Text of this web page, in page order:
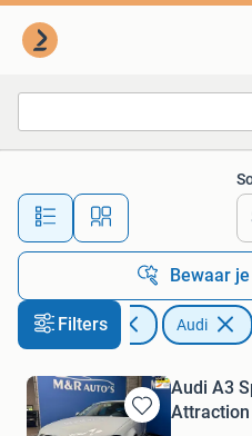
Alle
Bewaar
Filters
Auto's Audi
Bewaren
Audi A3
Attraction